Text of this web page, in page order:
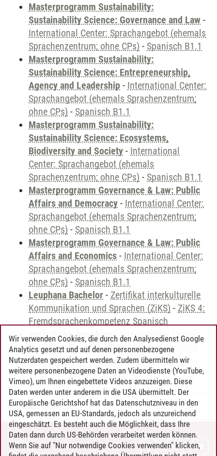
Masterprogramm Sustainability:
Sustainability Science: Governance and Law -
International Center: Sprachangebot (ehemals
Sprachenzentrum; ohne CPs) - Spanisch B1.1
Masterprogramm Sustainability:
Sustainability Science: Entrepreneurship,
Agency and Leadership - International Center:
Sprachangebot (ehemals Sprachenzentrum;
ohne CPs) - Spanisch B1.1
Masterprogramm Sustainability:
Sustainability Science: Ecosystems,
Biodiversity and Society - International
Center: Sprachangebot (ehemals
Sprachenzentrum; ohne CPs) - Spanisch B1.1
Masterprogramm Governance & Law: Public
Affairs and Democracy - International Center:
Sprachangebot (ehemals Sprachenzentrum;
ohne CPs) - Spanisch B1.1
Masterprogramm Governance & Law: Public
Affairs and Economics - International Center:
Sprachangebot (ehemals Sprachenzentrum;
ohne CPs) - Spanisch B1.1
Leuphana Bachelor - Zertifikat interkulturelle
Kommunikation und Sprachen (ZiKS) - ZiKS 4:
Fremdsprachenkompetenz Spanisch
zusätzliche Angebote- International Center:
Sprachangebot (ehemals Sprachenzentrum)
Sprachangebot und Sonderveranstaltungen
Timo Leder/30.06.2024
KONTAKT
Wir verwenden Cookies, die durch den Analysedienst Google
Analytics gesetzt und auf denen personenbezogene
Nutzerdaten gespeichert werden. Zudem übermitteln wir
weitere personenbezogene Daten an Videodienste (YouTube,
Vimeo), um Ihnen eingebettete Videos anzuzeigen. Diese
Daten werden unter anderem in die USA übermittelt. Der
Europäische Gerichtshof hat das Datenschutzniveau in den
USA, gemessen an EU-Standards, jedoch als unzureichend
eingeschätzt. Es besteht auch die Möglichkeit, dass Ihre
Daten dann durch US-Behörden verarbeitet werden können.
Wenn Sie auf "Nur notwendige Cookies verwenden" klicken,